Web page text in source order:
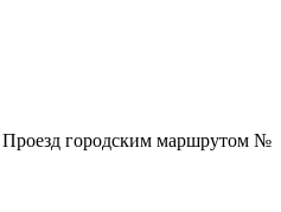
городским маршрутом №